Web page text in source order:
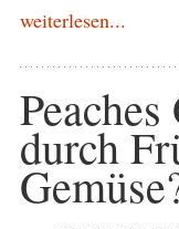
weiterlesen...
durch